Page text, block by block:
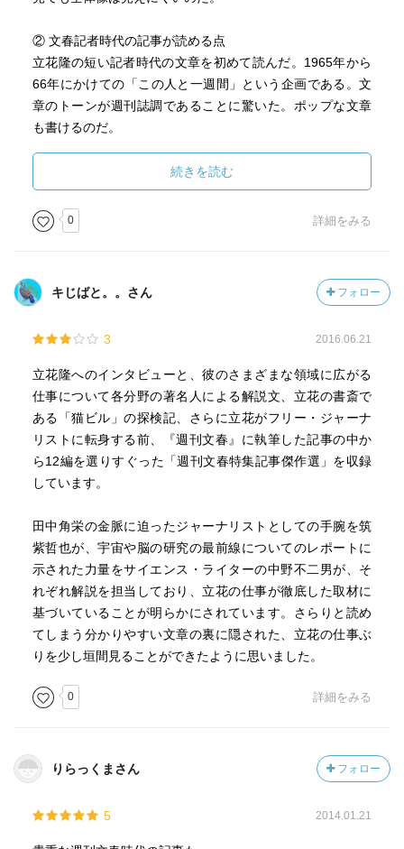
② 文春記者時代の記事が読める点
立花隆の短い記者時代の文章を初めて読んだ。1965年から
66年にかけての「この人と一週間」という企画である。文
章のトーンが週刊誌調であることに驚いた。ポップな文章
も書けるのだ。
リスト・大森実の記事は面白かった。
③ 勉強に対する考え方が明記されている点
「勉強の達人」立花隆の勉強に対する考え方が本書冒頭に
である。
勉強とはパーソナルなものであり、人によって良い勉強法
勉強法を学ぶところである。
共感するところの多い文章であった。
本書を読んで思うのは、立花は「雑誌というフロー情報で
は満足できなかったのではないか」ということである。長
く読まれる文章を、本になるような文章を書きたいという
続きを読む
0 詳細をみる
キじばと。。さん フォロー
3 2016.06.21
立花隆へのインタビューと、彼のさまざまな領域に広がる
仕事について各分野の著名人による解説文、立花の書斎で
ある「猫ビル」の探検記、さらに立花がフリー・ジャーナ
リストに転身する前、『週刊文春』に執筆した記事の中か
ら12編を選りすぐった「週刊文春特集記事傑作選」を収録
しています。
田中角栄の金脈に迫ったジャーナリストとしての手腕を筑
紫哲也が、宇宙や脳の研究の最前線についてのレポートに
示された力量をサイエンス・ライターの中野不二男が、そ
れぞれ解説を担当しており、立花の仕事が徹底した取材に
基づいていることが明らかにされています。さらりと読め
てしまう分かりやすい文章の裏に隠された、立花の仕事ぶ
りを少し垣間見ることができたように思いました。
0 詳細をみる
りらっくまさん フォロー
5 2014.01.21